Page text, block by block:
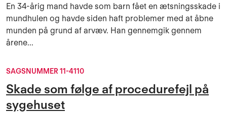
En 34-årig mand havde som barn fået en ætsningsskade i
mundhulen og havde siden haft problemer med at åbne
munden på grund af arvæv. Han gennemgik gennem
årene...
SAGSNUMMER 11-4110
Skade som følge af procedurefejl på
sygehuset